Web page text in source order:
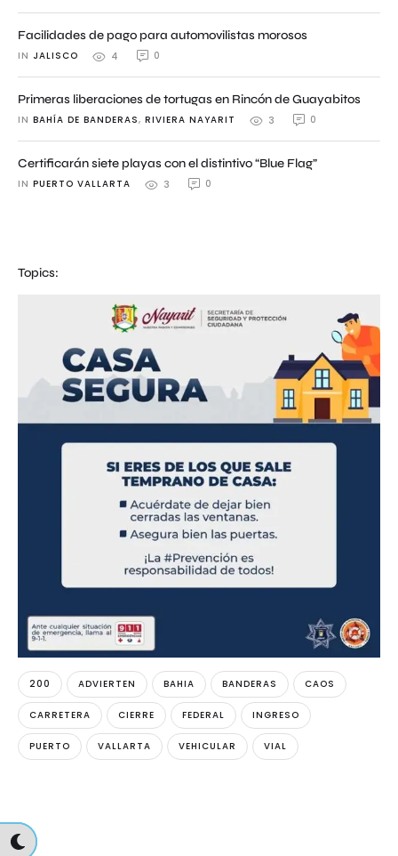
Facilidades de pago para automovilistas morosos
IN JALISCO 4 0
Primeras liberaciones de tortugas en Rincón de Guayabitos
IN BAHÍA DE BANDERAS, RIVIERA NAYARIT 3 0
Certificarán siete playas con el distintivo “Blue Flag”
IN PUERTO VALLARTA 3 0
Topics:
200 ADVIERTEN BAHIA BANDERAS CAOS
CARRETERA CIERRE FEDERAL INGRESO
PUERTO VALLARTA VEHICULAR VIAL